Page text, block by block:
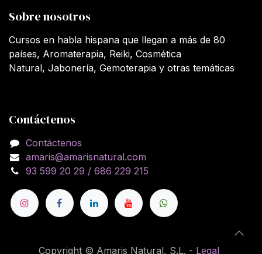
Sobre nosotros
Cursos en habla hispana que llegan a más de 80
países, Aromaterapia, Reiki, Cosmética
Natural, Jabonería, Gemoterapia y otras temáticas
Contáctenos
Contáctenos
amaris@amarisnatural.com
93 599 20 29 / 686 229 215
Copyright © Amaris Natural, S.L. - Legal